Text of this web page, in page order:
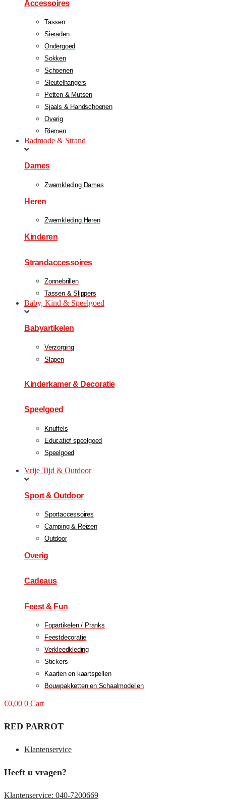
Accessoires
Tassen
Sieraden
Ondergoed
Sokken
Schoenen
Sleutelhangers
Petten & Mutsen
Sjaals & Handschoenen
Overig
Riemen
Badmode & Strand
Dames
Zwemkleding Dames
Heren
Zwemkleding Heren
Kinderen
Strandaccessoires
Zonnebrillen
Tassen & Slippers
Baby, Kind & Speelgoed
Babyartikelen
Verzorging
Slapen
Kinderkamer & Decoratie
Speelgoed
Knuffels
Educatief speelgoed
Speelgoed
Vrije Tijd & Outdoor
Sport & Outdoor
Sportaccessoires
Camping & Reizen
Outdoor
Overig
Cadeaus
Feest & Fun
Fopartikelen / Pranks
Feestdecoratie
Verkleedkleding
Stickers
Kaarten en kaartspellen
Bouwpakketten en Schaalmodellen
€0,00 0 Cart
RED PARROT
Klantenservice
Heeft u vragen?
Klantenservice: 040-7200669